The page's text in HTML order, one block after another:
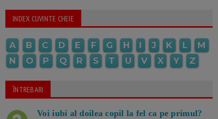
INDEX CUVINTE CHEIE
A B C D E F G H I J K L
M
N
O P Q R S T U V X Y Z
ÎNTREBARI
Voi iubi al doilea copil la fel ca pe primul?